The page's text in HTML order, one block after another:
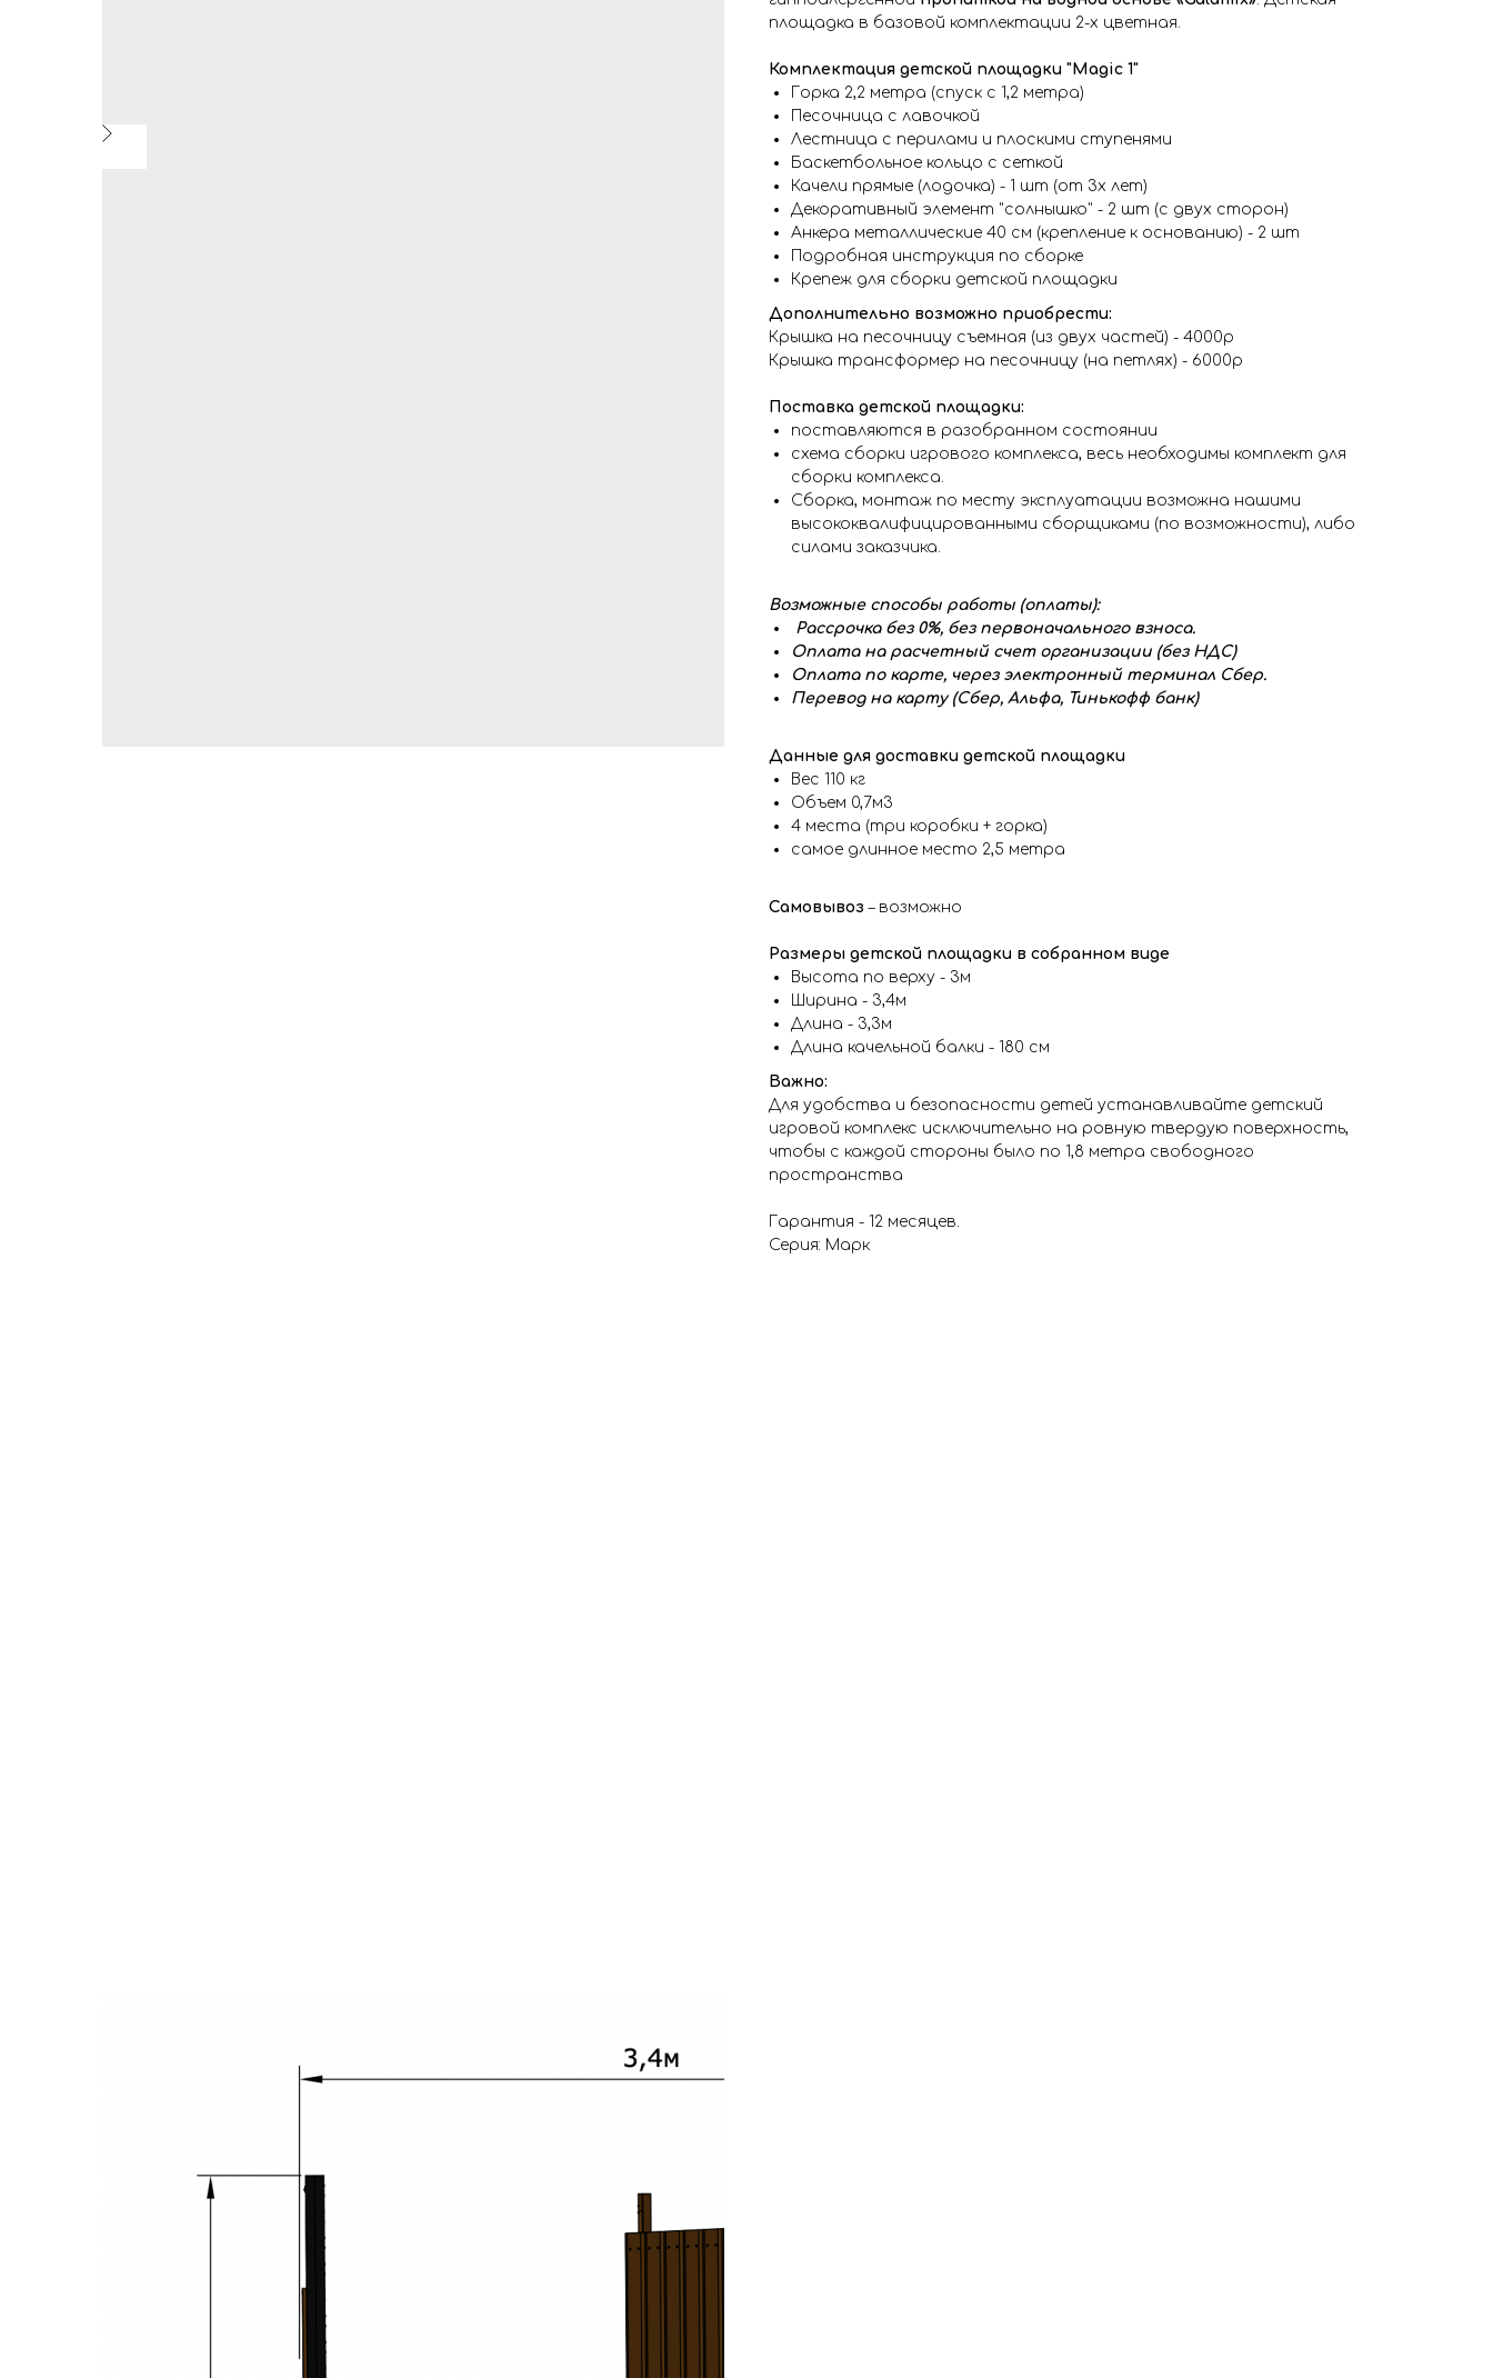
площадка в базовой комплектации 2-х цветная.
Комплектация детской площадки "Magic 1"
Горка 2,2 метра (спуск с 1,2 метра)
Песочница с лавочкой
Лестница с перилами и плоскими ступенями
Баскетбольное кольцо с сеткой
Качели прямые (лодочка) - 1 шт (от 3х лет)
Декоративный элемент "солнышко" - 2 шт (с двух сторон)
Анкера металлические 40 см (крепление к основанию) - 2 шт
Подробная инструкция по сборке
Крепеж для сборки детской площадки
Дополнительно возможно приобрести:
Крышка на песочницу съемная (из двух частей) - 4000р
Крышка трансформер на песочницу (на петлях) - 6000р
Поставка детской площадки:
поставляются в разобранном состоянии
схема сборки игрового комплекса, весь необходимы комплект для
сборки комплекса.
Сборка, монтаж по месту эксплуатации возможна нашими
высококвалифицированными сборщиками (по возможности), либо
силами заказчика.
Возможные способы работы (оплаты):
Рассрочка без 0%, без первоначального взноса.
Оплата на расчетный счет организации (без НДС)
Оплата по карте, через электронный терминал Сбер.
Перевод на карту (Сбер, Альфа, Тинькофф банк)
Данные для доставки детской площадки
Вес 110 кг
Объем 0,7м3
4 места (три коробки + горка)
самое длинное место 2,5 метра
Самовывоз – возможно
Размеры детской площадки в собранном виде
Высота по верху - 3м
Ширина - 3,4м
Длина - 3,3м
Длина качельной балки - 180 см
Важно:
Для удобства и безопасности детей устанавливайте детский
игровой комплекс исключительно на ровную твердую поверхность,
чтобы с каждой стороны было по 1,8 метра свободного
пространства
Гарантия - 12 месяцев.
Серия: Марк